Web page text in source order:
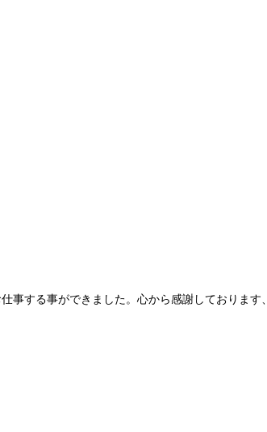
する事ができました。心から感謝しております